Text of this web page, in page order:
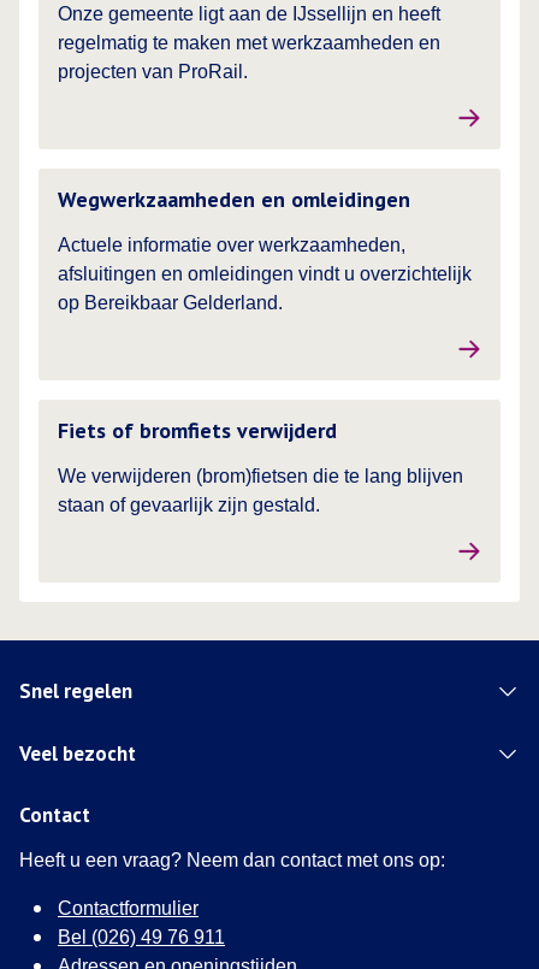
Onze gemeente ligt aan de IJssellijn en heeft
regelmatig te maken met werkzaamheden en
projecten van ProRail.
Wegwerkzaamheden en omleidingen
Actuele informatie over werkzaamheden,
afsluitingen en omleidingen vindt u overzichtelijk
op Bereikbaar Gelderland.
Fiets of bromfiets verwijderd
We verwijderen (brom)fietsen die te lang blijven
staan of gevaarlijk zijn gestald.
Snel regelen
Veel bezocht
Contact
Heeft u een vraag? Neem dan contact met ons op:
Contactformulier
Bel (026) 49 76 911